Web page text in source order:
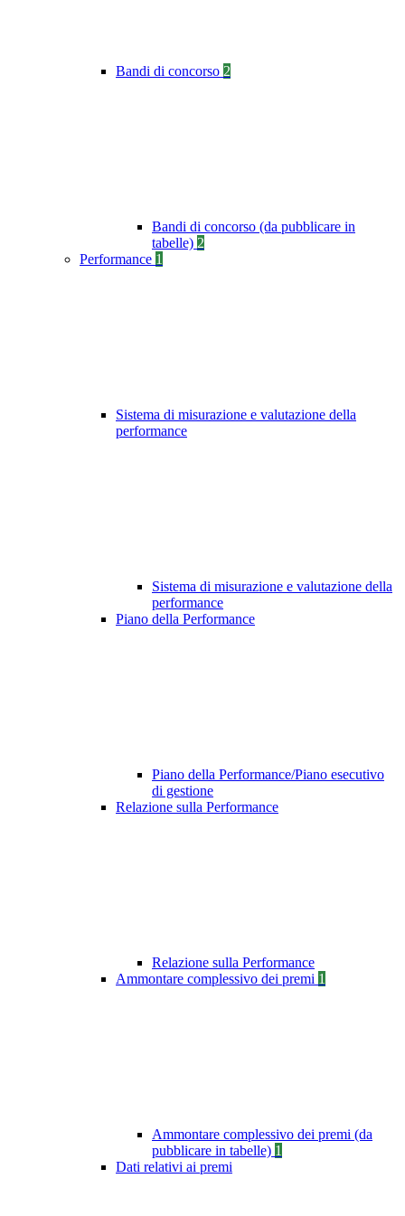
Bandi di concorso 2
Bandi di concorso (da pubblicare in
tabelle) 2
Performance 1
Sistema di misurazione e valutazione della
performance
Sistema di misurazione e valutazione della
performance
Piano della Performance
Piano della Performance/Piano esecutivo
di gestione
Relazione sulla Performance
Relazione sulla Performance
Ammontare complessivo dei premi 1
Ammontare complessivo dei premi (da
pubblicare in tabelle) 1
Dati relativi ai premi